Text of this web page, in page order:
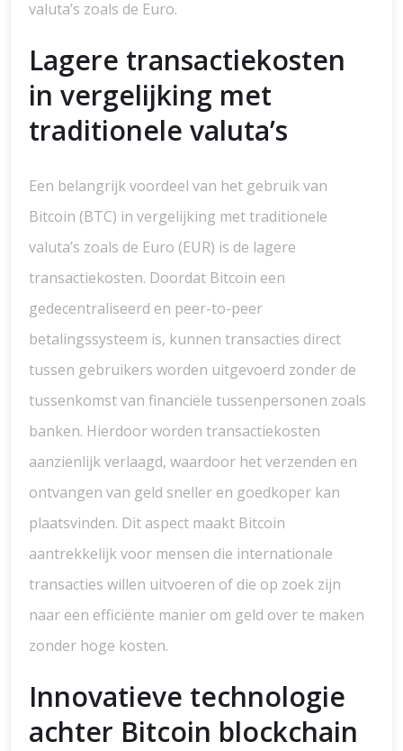
valuta’s zoals de Euro.
Lagere transactiekosten
in vergelijking met
traditionele valuta’s
Een belangrijk voordeel van het gebruik van
Bitcoin (BTC) in vergelijking met traditionele
valuta’s zoals de Euro (EUR) is de lagere
transactiekosten. Doordat Bitcoin een
gedecentraliseerd en peer-to-peer
betalingssysteem is, kunnen transacties direct
tussen gebruikers worden uitgevoerd zonder de
tussenkomst van financiële tussenpersonen zoals
banken. Hierdoor worden transactiekosten
aanzienlijk verlaagd, waardoor het verzenden en
ontvangen van geld sneller en goedkoper kan
plaatsvinden. Dit aspect maakt Bitcoin
aantrekkelijk voor mensen die internationale
transacties willen uitvoeren of die op zoek zijn
naar een efficiënte manier om geld over te maken
zonder hoge kosten.
Innovatieve technologie
achter Bitcoin blockchain